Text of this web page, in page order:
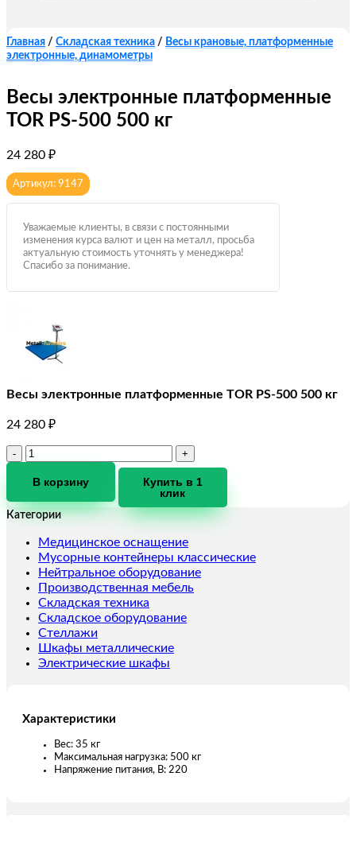
Главная / Складская техника / Весы крановые, платформенные
электронные, динамометры
Весы электронные платформенные
TOR PS-500 500 кг
24 280 ₽
Артикул: 9147
Уважаемые клиенты, в связи с постоянными
изменения курса валют и цен на металл, просьба
актуальную стоимость уточнять у менеджера!
Спасибо за понимание.
Весы электронные платформенные TOR PS-500 500 кг
24 280 ₽
Количество
Весы
платформенные
PS-
500
500
кг
В корзину
Купить в 1
клик
Категории
Медицинское оснащение
Мусорные контейнеры классические
Нейтральное оборудование
Производственная мебель
Складская техника
Складское оборудование
Стеллажи
Шкафы металлические
Электрические шкафы
Характеристики
Вес: 35 кг
Максимальная нагрузка: 500 кг
Напряжение питания, В: 220